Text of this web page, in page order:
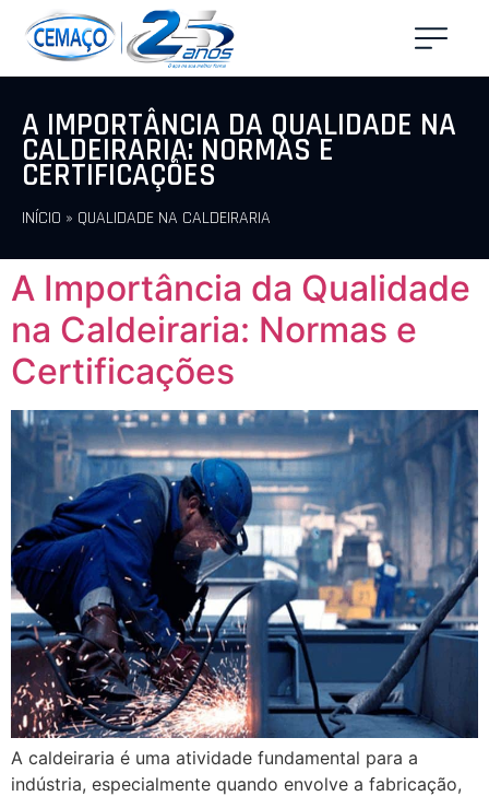
A IMPORTÂNCIA DA QUALIDADE NA
CALDEIRARIA: NORMAS E
CERTIFICAÇÕES
INÍCIO » QUALIDADE NA CALDEIRARIA
A Importância da Qualidade
na Caldeiraria: Normas e
Certificações
A caldeiraria é uma atividade fundamental para a
indústria, especialmente quando envolve a fabricação,